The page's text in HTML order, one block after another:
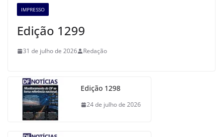
IMPRESSO
Edição 1299
31 de julho de 2026 Redação
Edição 1298
24 de julho de 2026